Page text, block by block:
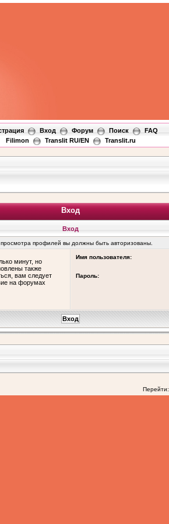
Вход Форум Поиск
FAQ
Filimon
Translit RU/EN Translit.ru
Вход
Вход
профилей вы должны быть авторизованы.
минут, но
также
вам следует
на форумах
Имя пользователя:
Пароль:
Перейти: